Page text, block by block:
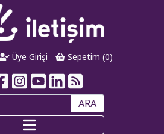
Üye Girişi Sepetim (0)
ARA